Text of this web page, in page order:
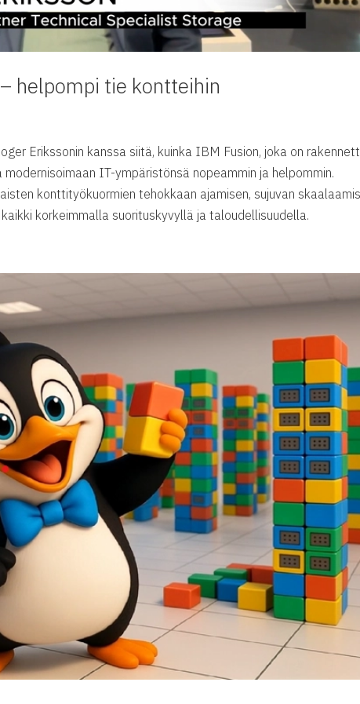
helpompi tie kontteihin
Erikssonin kanssa siitä, kuinka IBM Fusion, joka on
IT-ympäristönsä nopeammin ja helpommin.
konttityökuormien tehokkaan ajamisen, sujuvan
korkeimmalla suorituskyvyllä ja taloudellisuudella.